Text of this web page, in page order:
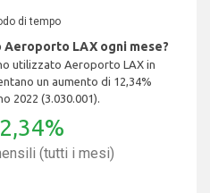
di tempo
LAX ogni mese?
utilizzato Aeroporto LAX in
un aumento di 12,34%
2022 (3.030.001).
(tutti i mesi)